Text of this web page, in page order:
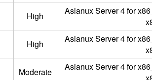
High
Asianux Server 4 for
High
Asianux Server 4 for
Moderate
Asianux Server 4 for